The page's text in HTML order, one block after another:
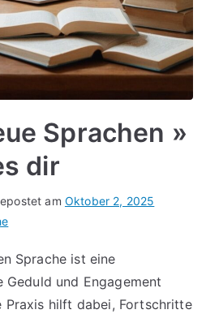
Sprachen »
dir
am Oktober 2, 2025
Sprache ist eine
Geduld und Engagement
Praxis hilft dabei, Fortschritte